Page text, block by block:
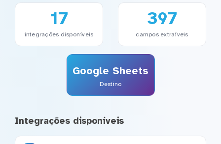
17
integrações disponíveis
397
campos extraíveis
Google Sheets
Destino
Integrações disponíveis